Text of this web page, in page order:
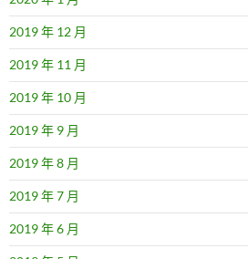
2019 年 12 月
2019 年 11 月
2019 年 10 月
2019 年 9 月
2019 年 8 月
2019 年 7 月
2019 年 6 月